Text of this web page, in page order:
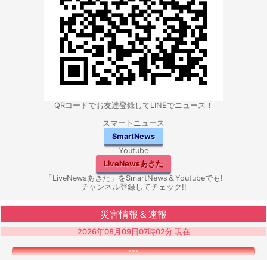
QRコードでお友達登録してLINEでニュース！
スマートニュース
SmartNews
Youtube
LiveNewsあきた
「LiveNewsあきた」をSmartNews＆Youtubeでも!
チャンネル登録してチェック!!
災害情報＆速報
2026年08月09日07時02分 現在
---